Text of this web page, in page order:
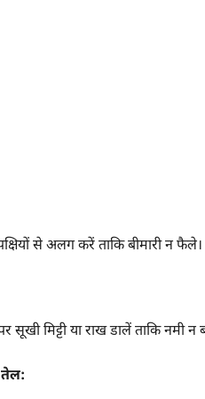
से अलग करें ताकि बीमारी न फैले।
सूखी मिट्टी या राख डालें ताकि नमी न
तेल: